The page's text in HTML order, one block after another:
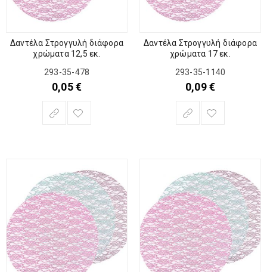
Δαντέλα Στρογγυλή διάφορα
χρώματα 12,5 εκ.
293-35-478
0,05€
Δαντέλα Στρογγυλή διάφορα
χρώματα 17 εκ.
293-35-1140
0,09€